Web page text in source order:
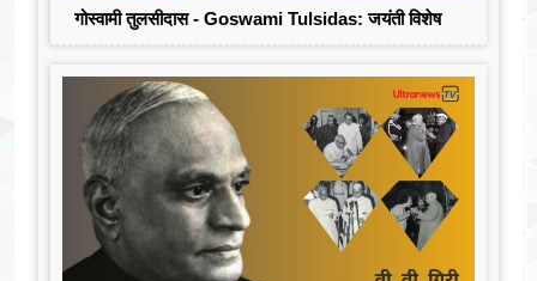
गोस्वामी तुलसीदास - Goswami Tulsidas: जयंती विशेष